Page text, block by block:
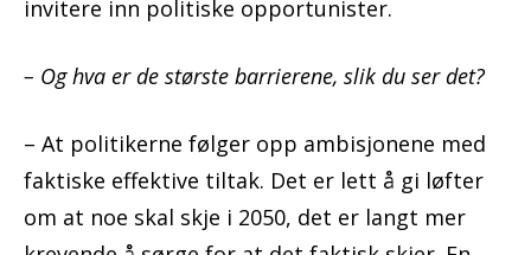
invitere inn politiske opportunister.
– Og hva er de største barrierene, slik du ser det?
– At politikerne følger opp ambisjonene med
faktiske effektive tiltak. Det er lett å gi løfter
om at noe skal skje i 2050, det er langt mer